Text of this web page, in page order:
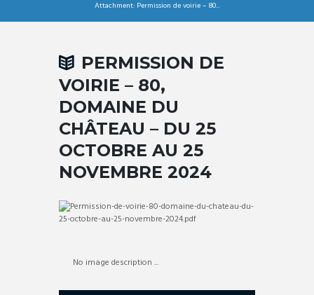
Attachment: Permission de voirie – 80...
PERMISSION DE
VOIRIE – 80,
DOMAINE DU
CHÂTEAU – DU 25
OCTOBRE AU 25
NOVEMBRE 2024
No image description ...